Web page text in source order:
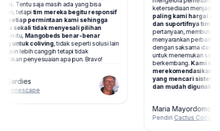
Tentu saja masih ada yang bisa
tetapitim mereka begitu responsif
setiap permintaan kami sehingga
sekali tidak menyesali pilihan
itu,Mangobeds benar-benar
untuk coliving, tidak seperti solusi lain
lebih canggih tetapi tidak
penyesuaian apa pun. Bravo!
Gardies
ketersediaan menjadi
paling kami hargai
dan suportifnya tim ini.
pertanyaan,
menyarankan
dengan saksama dan
untuk menemukan
berkembang.Kami
yang mencari sistem
dan mudah digunakan.
Maria Mayordomo
PendiriCactus Coliving